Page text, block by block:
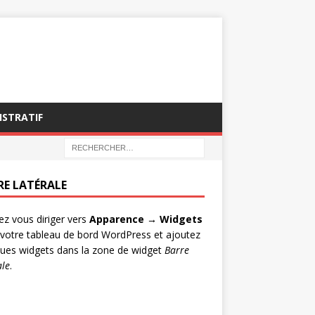
LATÉRALE
vous diriger vers Apparence → Widgets
tableau de bord WordPress et ajoutez
widgets dans la zone de widget Barre
.